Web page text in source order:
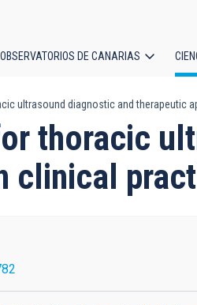
OBSERVATORIOS DE CANARIAS
ultrasound diagnostic and therapeutic
thoracic
clinical